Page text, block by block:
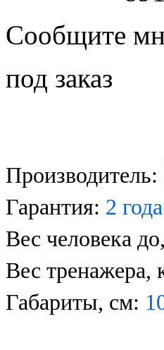
Сообщите
под заказ
Производитель:
Гарантия: 2 года
Вес человека
Вес тренажера,
Габариты, см: 1